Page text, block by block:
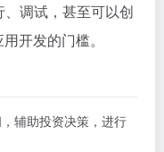
调试，甚至可以创
开发的门槛。
辅助投资决策，进行